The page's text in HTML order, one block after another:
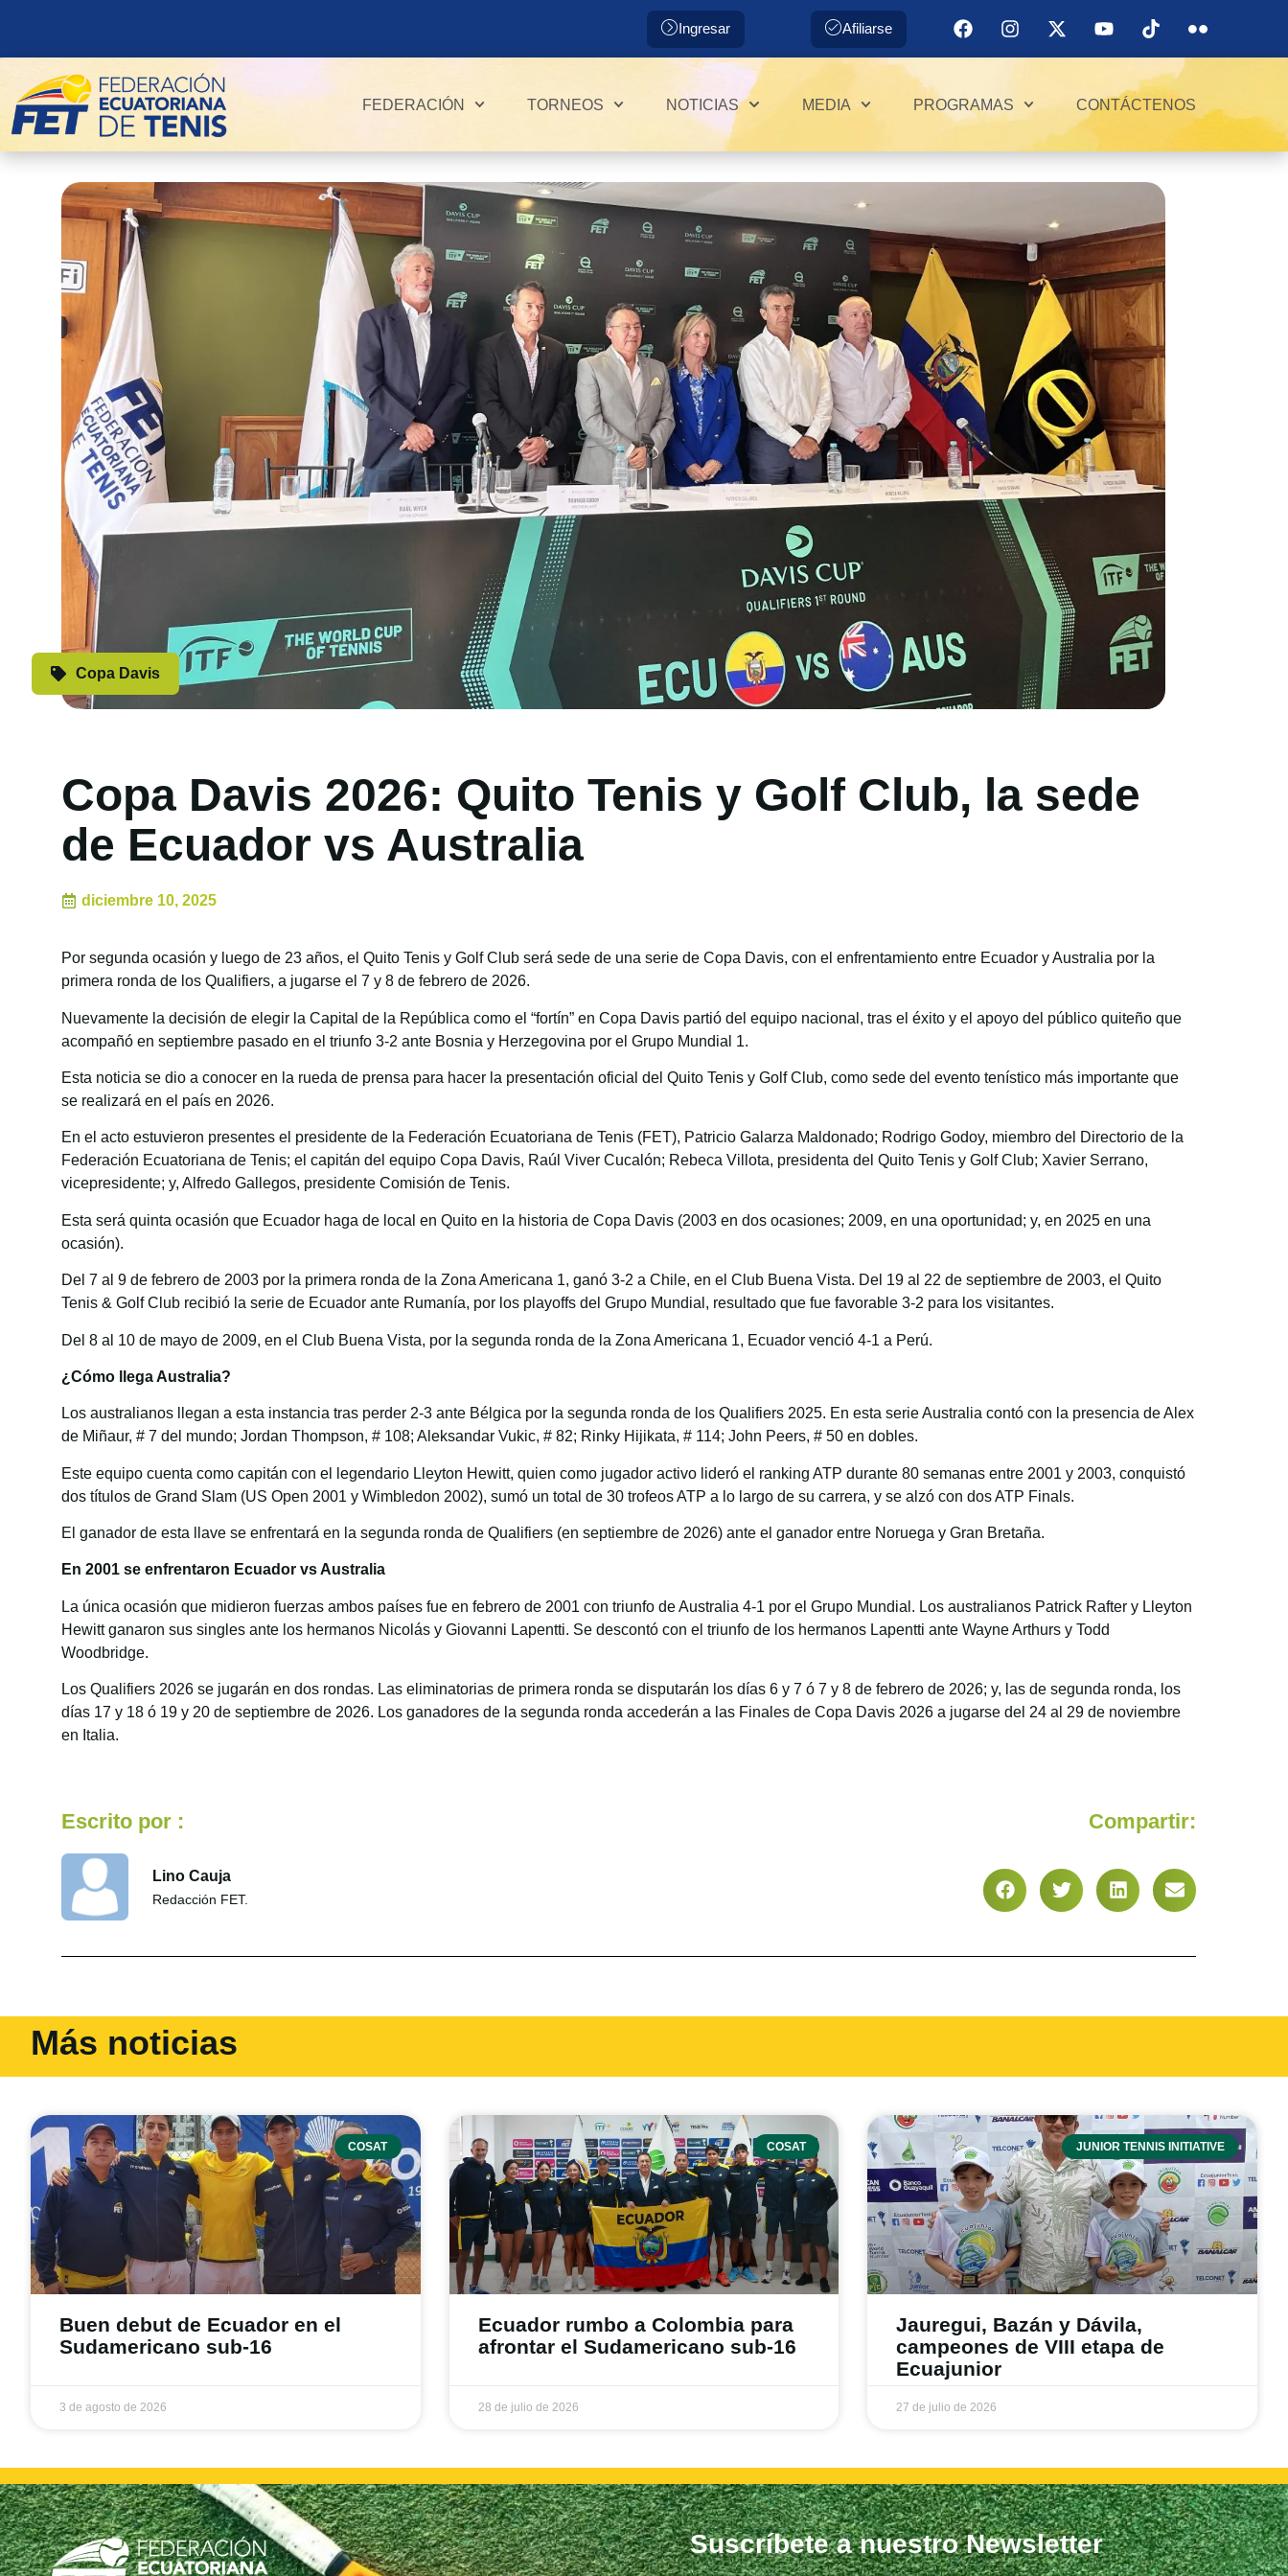
Ingresar Afiliarse
FEDERACIÓN TORNEOS NOTICIAS MEDIA PROGRAMAS CONTÁCTENOS
Copa Davis
Copa Davis 2026: Quito Tenis y Golf Club, la sede
de Ecuador vs Australia
diciembre 10, 2025
Por segunda ocasión y luego de 23 años, el Quito Tenis y Golf Club será sede de una serie de Copa Davis, con el enfrentamiento entre Ecuador y Australia por la
primera ronda de los Qualifiers, a jugarse el 7 y 8 de febrero de 2026.
Nuevamente la decisión de elegir la Capital de la República como el “fortín” en Copa Davis partió del equipo nacional, tras el éxito y el apoyo del público quiteño que
acompañó en septiembre pasado en el triunfo 3-2 ante Bosnia y Herzegovina por el Grupo Mundial 1.
Esta noticia se dio a conocer en la rueda de prensa para hacer la presentación oficial del Quito Tenis y Golf Club, como sede del evento tenístico más importante que
se realizará en el país en 2026.
En el acto estuvieron presentes el presidente de la Federación Ecuatoriana de Tenis (FET), Patricio Galarza Maldonado; Rodrigo Godoy, miembro del Directorio de la
Federación Ecuatoriana de Tenis; el capitán del equipo Copa Davis, Raúl Viver Cucalón; Rebeca Villota, presidenta del Quito Tenis y Golf Club; Xavier Serrano,
vicepresidente; y, Alfredo Gallegos, presidente Comisión de Tenis.
Esta será quinta ocasión que Ecuador haga de local en Quito en la historia de Copa Davis (2003 en dos ocasiones; 2009, en una oportunidad; y, en 2025 en una
ocasión).
Del 7 al 9 de febrero de 2003 por la primera ronda de la Zona Americana 1, ganó 3-2 a Chile, en el Club Buena Vista. Del 19 al 22 de septiembre de 2003, el Quito
Tenis & Golf Club recibió la serie de Ecuador ante Rumanía, por los playoffs del Grupo Mundial, resultado que fue favorable 3-2 para los visitantes.
Del 8 al 10 de mayo de 2009, en el Club Buena Vista, por la segunda ronda de la Zona Americana 1, Ecuador venció 4-1 a Perú.
¿Cómo llega Australia?
Los australianos llegan a esta instancia tras perder 2-3 ante Bélgica por la segunda ronda de los Qualifiers 2025. En esta serie Australia contó con la presencia de Alex
de Miñaur, # 7 del mundo; Jordan Thompson, # 108; Aleksandar Vukic, # 82; Rinky Hijikata, # 114; John Peers, # 50 en dobles.
Este equipo cuenta como capitán con el legendario Lleyton Hewitt, quien como jugador activo lideró el ranking ATP durante 80 semanas entre 2001 y 2003, conquistó
dos títulos de Grand Slam (US Open 2001 y Wimbledon 2002), sumó un total de 30 trofeos ATP a lo largo de su carrera, y se alzó con dos ATP Finals.
El ganador de esta llave se enfrentará en la segunda ronda de Qualifiers (en septiembre de 2026) ante el ganador entre Noruega y Gran Bretaña.
En 2001 se enfrentaron Ecuador vs Australia
La única ocasión que midieron fuerzas ambos países fue en febrero de 2001 con triunfo de Australia 4-1 por el Grupo Mundial. Los australianos Patrick Rafter y Lleyton
Hewitt ganaron sus singles ante los hermanos Nicolás y Giovanni Lapentti. Se descontó con el triunfo de los hermanos Lapentti ante Wayne Arthurs y Todd
Woodbridge.
Los Qualifiers 2026 se jugarán en dos rondas. Las eliminatorias de primera ronda se disputarán los días 6 y 7 ó 7 y 8 de febrero de 2026; y, las de segunda ronda, los
días 17 y 18 ó 19 y 20 de septiembre de 2026. Los ganadores de la segunda ronda accederán a las Finales de Copa Davis 2026 a jugarse del 24 al 29 de noviembre
en Italia.
Escrito por :
Lino Cauja
Redacción FET.
Compartir:
Más noticias
COSAT
Buen debut de Ecuador en el
Sudamericano sub-16
3 de agosto de 2026
COSAT
Ecuador rumbo a Colombia para
afrontar el Sudamericano sub-16
28 de julio de 2026
JUNIOR TENNIS INITIATIVE
Jauregui, Bazán y Dávila,
campeones de VIII etapa de
Ecuajunior
27 de julio de 2026
Suscríbete a nuestro Newsletter